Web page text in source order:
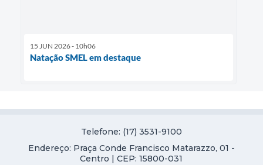
15 JUN 2026 - 10h06
Natação SMEL em destaque
Telefone: (17) 3531-9100
Endereço: Praça Conde Francisco Matarazzo, 01 -
Centro | CEP: 15800-031